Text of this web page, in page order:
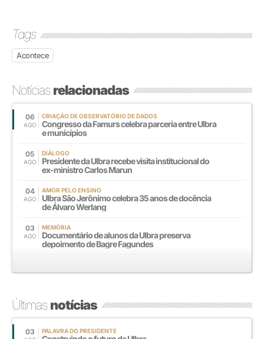
Tags
Acontece
Notíciasrelacionadas
06
AGO
CRIAÇÃO DE OBSERVATÓRIO DE DADOS
Congresso da Famurs celebra parceria entre Ulbra
e municípios
05
AGO
DIÁLOGO
Presidente da Ulbra recebe visita institucional do
ex-ministro Carlos Marun
04
AGO
AMOR PELO ENSINO
Ulbra São Jerônimo celebra 35 anos de docência
de Álvaro Werlang
03
AGO
MEMÓRIA
Documentário de alunos da Ulbra preserva
depoimento de Bagre Fagundes
Últimasnotícias
03 PALAVRA DO PRESIDENTE